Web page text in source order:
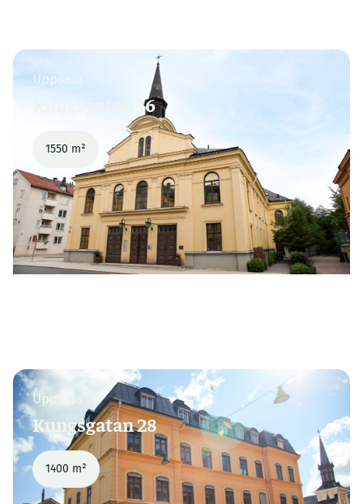
Uppsala
Kungsgatan 16
1550 m²
Uppsala
Kungsgatan 28
1400 m²